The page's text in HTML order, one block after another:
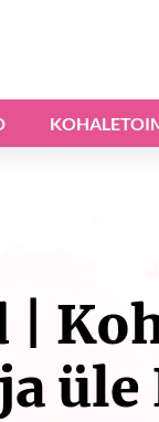
|
üle